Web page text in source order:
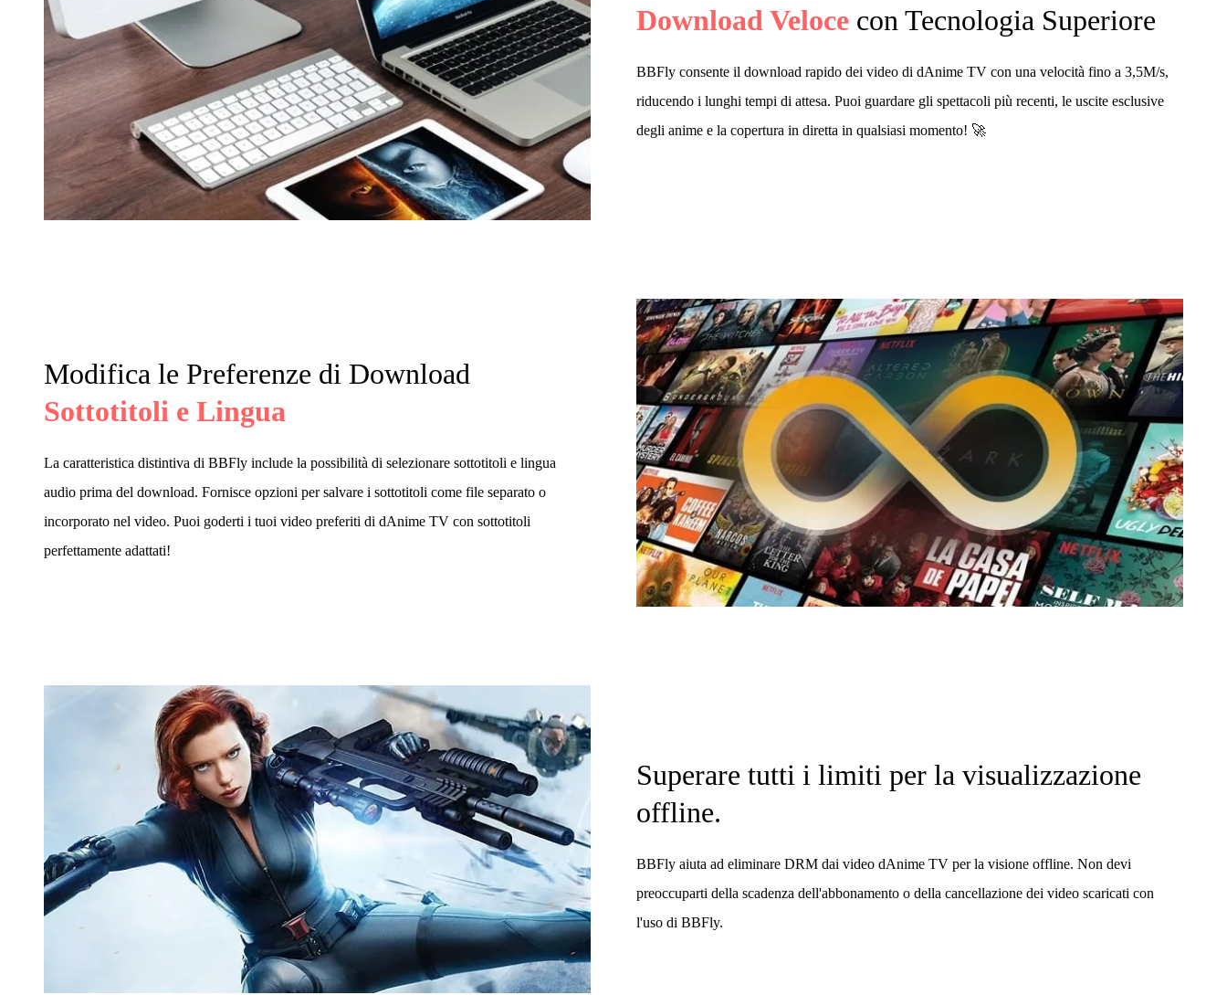
Download Velocecon Tecnologia Superiore
BBFly consente il download rapido dei video di dAnime TV con una velocità fino a 3,5M/s,
riducendo i lunghi tempi di attesa. Puoi guardare gli spettacoli più recenti, le uscite esclusive
degli anime e la copertura in diretta in qualsiasi momento! 🚀
Modifica le Preferenze di Download
Sottotitoli e Lingua
La caratteristica distintiva di BBFly include la possibilità di selezionare sottotitoli e lingua
audio prima del download. Fornisce opzioni per salvare i sottotitoli come file separato o
incorporato nel video. Puoi goderti i tuoi video preferiti di dAnime TV con sottotitoli
perfettamente adattati!
Superare tutti i limiti per la visualizzazione
offline.
BBFly aiuta ad eliminare DRM dai video dAnime TV per la visione offline. Non devi
preoccuparti della scadenza dell'abbonamento o della cancellazione dei video scaricati con
l'uso di BBFly.